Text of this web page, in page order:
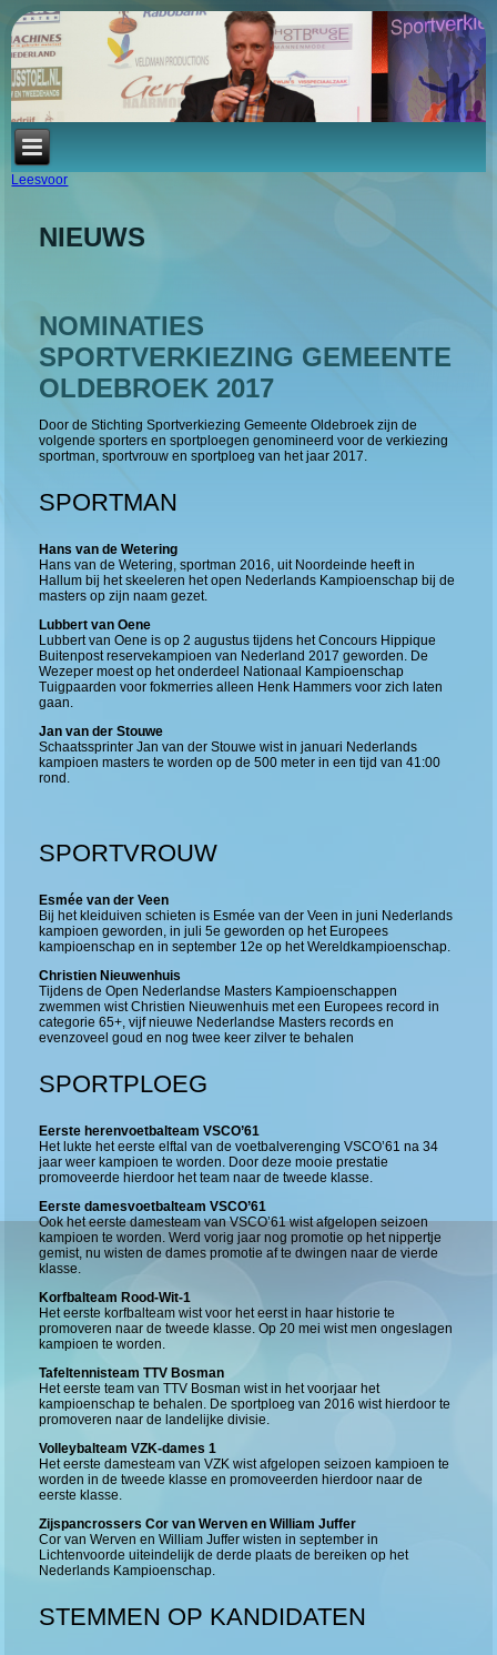
Leesvoor
NIEUWS
NOMINATIES
SPORTVERKIEZING GEMEENTE
OLDEBROEK 2017
Door de Stichting Sportverkiezing Gemeente Oldebroek zijn de
volgende sporters en sportploegen genomineerd voor de verkiezing
sportman, sportvrouw en sportploeg van het jaar 2017.
SPORTMAN
Hans van de Wetering
Hans van de Wetering, sportman 2016, uit Noordeinde heeft in
Hallum bij het skeeleren het open Nederlands Kampioenschap bij de
masters op zijn naam gezet.
Lubbert van Oene
Lubbert van Oene is op 2 augustus tijdens het Concours Hippique
Buitenpost reservekampioen van Nederland 2017 geworden. De
Wezeper moest op het onderdeel Nationaal Kampioenschap
Tuigpaarden voor fokmerries alleen Henk Hammers voor zich laten
gaan.
Jan van der Stouwe
Schaatssprinter Jan van der Stouwe wist in januari Nederlands
kampioen masters te worden op de 500 meter in een tijd van 41:00
rond.
SPORTVROUW
Esmée van der Veen
Bij het kleiduiven schieten is Esmée van der Veen in juni Nederlands
kampioen geworden, in juli 5e geworden op het Europees
kampioenschap en in september 12e op het Wereldkampioenschap.
Christien Nieuwenhuis
Tijdens de Open Nederlandse Masters Kampioenschappen
zwemmen wist Christien Nieuwenhuis met een Europees record in
categorie 65+, vijf nieuwe Nederlandse Masters records en
evenzoveel goud en nog twee keer zilver te behalen
SPORTPLOEG
Eerste herenvoetbalteam VSCO’61
Het lukte het eerste elftal van de voetbalverenging VSCO’61 na 34
jaar weer kampioen te worden. Door deze mooie prestatie
promoveerde hierdoor het team naar de tweede klasse.
Eerste damesvoetbalteam VSCO’61
Ook het eerste damesteam van VSCO’61 wist afgelopen seizoen
kampioen te worden. Werd vorig jaar nog promotie op het nippertje
gemist, nu wisten de dames promotie af te dwingen naar de vierde
klasse.
Korfbalteam Rood-Wit-1
Het eerste korfbalteam wist voor het eerst in haar historie te
promoveren naar de tweede klasse. Op 20 mei wist men ongeslagen
kampioen te worden.
Tafeltennisteam TTV Bosman
Het eerste team van TTV Bosman wist in het voorjaar het
kampioenschap te behalen. De sportploeg van 2016 wist hierdoor te
promoveren naar de landelijke divisie.
Volleybalteam VZK-dames 1
Het eerste damesteam van VZK wist afgelopen seizoen kampioen te
worden in de tweede klasse en promoveerden hierdoor naar de
eerste klasse.
Zijspancrossers Cor van Werven en William Juffer
Cor van Werven en William Juffer wisten in september in
Lichtenvoorde uiteindelijk de derde plaats de bereiken op het
Nederlands Kampioenschap.
STEMMEN OP KANDIDATEN